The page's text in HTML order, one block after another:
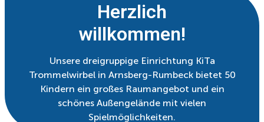
Herzlich
willkommen!
Unsere dreigruppige Einrichtung KiTa
Trommelwirbel in Arnsberg-Rumbeck bietet 50
Kindern ein großes Raumangebot und ein
schönes Außengelände mit vielen
Spielmöglichkeiten.